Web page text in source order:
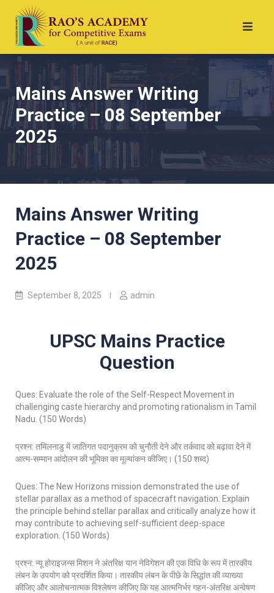
Mains Answer Writing
Practice – 08 September
2025
Mains Answer Writing
Practice – 08 September
2025
September 8, 2025 admin
UPSC Mains Practice
Question
Ques: Evaluate the role of the Self-Respect Movement in
challenging caste hierarchy and promoting rationalism in Tamil
Nadu. (150 Words)
प्रश्न: तमिलनाडु में जातिगत पदानुक्रम को चुनौती देने और तर्कवाद को बढ़ावा देने में
आत्म-सम्मान आंदोलन की भूमिका का मूल्यांकन कीजिए। (150 शब्द)
Ques: The New Horizons mission demonstrated the use of
stellar parallax as a method of spacecraft navigation. Explain
the principle behind stellar parallax and critically analyze how it
may contribute to achieving self-sufficient deep-space
exploration. (150 Words)
प्रश्न: न्यू होराइजन्स मिशन ने अंतरिक्ष यान नेविगेशन की एक विधि के रूप में तारकीय
लंबन के उपयोग को प्रदर्शित किया। तारकीय लंबन के पीछे के सिद्धांत की व्याख्या
कीजिए और आलोचनात्मक विश्लेषण कीजिए कि यह आत्मनिर्भर गहन-अंतरिक्ष अन्वेषण